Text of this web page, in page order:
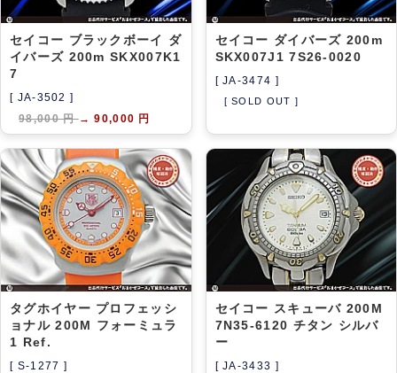
セイコー ブラックボーイ ダ
イバーズ 200m SKX007K1
7
[ JA-3502 ]
98,000 円→ 90,000 円
セイコー ダイバーズ 200m
SKX007J1 7S26-0020
[ JA-3474 ]
[ SOLD OUT ]
タグホイヤー プロフェッシ
ョナル 200M フォーミュラ
1 Ref.
[ S-1277 ]
セイコー スキューバ 200M
7N35-6120 チタン シルバ
ー
[ JA-3433 ]